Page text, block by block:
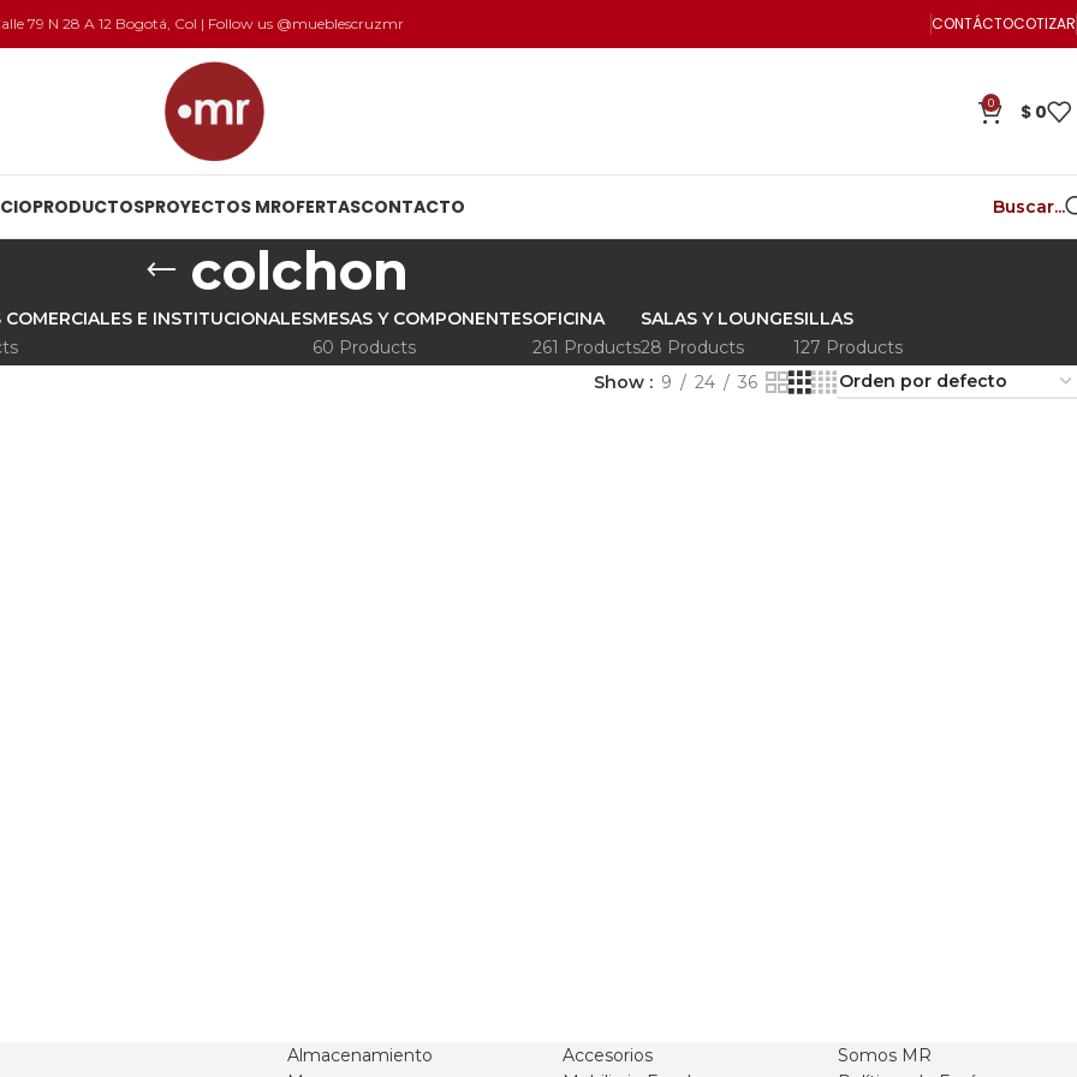
79 N 28 A 12 Bogotá, Col | Follow us @mueblescruzmr CONTÁCTOCOTIZAR
0 $ 0
PRODUCTOSPROYECTOS MROFERTASCONTACTO Buscar...
colchon
COMERCIALES E INSTITUCIONALESMESAS Y COMPONENTES
60 Products
OFICINA
261 Products
SALAS Y LOUNGE
28 Products
SILLAS
127 Products
Show 9 24 36
Almacenamiento
Accesorios
Somos MR